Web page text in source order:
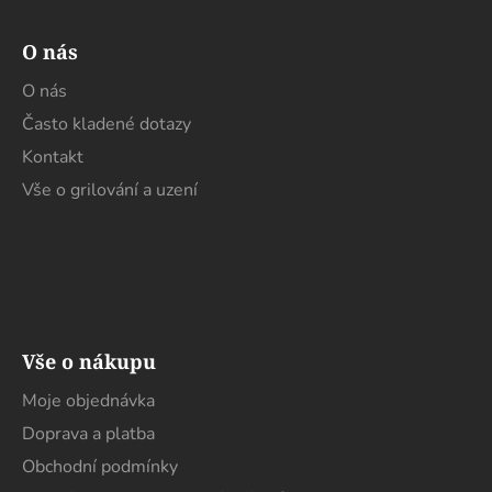
O nás
O nás
Často kladené dotazy
Kontakt
Vše o grilování a uzení
Vše o nákupu
Moje objednávka
Doprava a platba
Obchodní podmínky